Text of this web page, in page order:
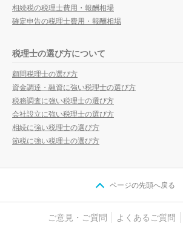
相続税の税理士費用・報酬相場
確定申告の税理士費用・報酬相場
税理士の選び方について
顧問税理士の選び方
資金調達・融資に強い税理士の選び方
税務調査に強い税理士の選び方
会社設立に強い税理士の選び方
相続に強い税理士の選び方
節税に強い税理士の選び方
ページの先頭へ戻る
ご意見・ご質問 よくあるご質問